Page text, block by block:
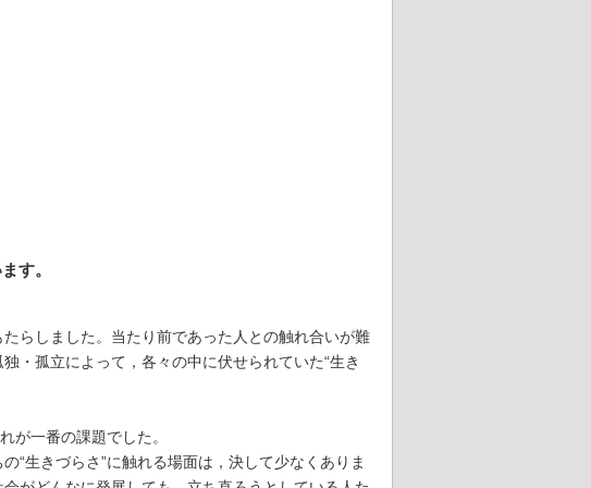
す。
らしました。当たり前であった人との触れ合いが難
・孤立によって，各々の中に伏せられていた“生き
が一番の課題でした。
“生きづらさ”に触れる場面は，決して少なくありま